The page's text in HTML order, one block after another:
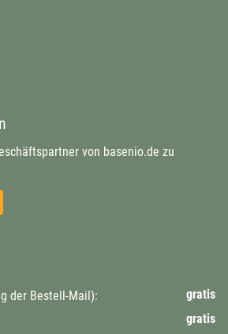
von basenio.de zu
der Bestell-Mail):
gratis
gratis